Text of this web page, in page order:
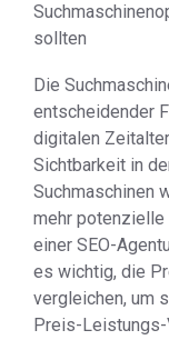
sollten
Die
entscheidender
digitalen
Sichtbarkeit in
Suchmaschinen
mehr potenzielle
einer SEO-
es wichtig, die
vergleichen, um
Preis-Leistungs-